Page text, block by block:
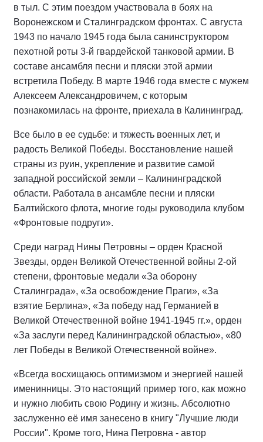
в тыл. С этим поездом участвовала в боях на
Воронежском и Сталинградском фронтах. С августа
1943 по начало 1945 года была санинструктором
пехотной роты 3-й гвардейской танковой армии. В
составе ансамбля песни и пляски этой армии
встретила Победу. В марте 1946 года вместе с мужем
Алексеем Александровичем, с которым
познакомилась на фронте, приехала в Калининград.
Все было в ее судьбе: и тяжесть военных лет, и
радость Великой Победы. Восстановление нашей
страны из руин, укрепление и развитие самой
западной российской земли – Калининградской
области. Работала в ансамбле песни и пляски
Балтийского флота, многие годы руководила клубом
«Фронтовые подруги».
Среди наград Нины Петровны – орден Красной
Звезды, орден Великой Отечественной войны 2-ой
степени, фронтовые медали «За оборону
Сталинграда», «За освобождение Праги», «За
взятие Берлина», «За победу над Германией в
Великой Отечественной войне 1941-1945 гг.», орден
«За заслуги перед Калининградской областью», «80
лет Победы в Великой Отечественной войне».
«Всегда восхищаюсь оптимизмом и энергией нашей
именинницы. Это настоящий пример того, как можно
и нужно любить свою Родину и жизнь. Абсолютно
заслуженно её имя занесено в книгу "Лучшие люди
России". Кроме того, Нина Петровна - автор